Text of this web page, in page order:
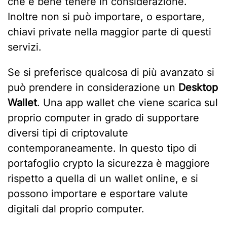
Inoltre non si può importare, o esportare,
chiavi private nella maggior parte di questi
servizi.
Se si preferisce qualcosa di più avanzato si
può prendere in considerazione un Desktop
Wallet. Una app wallet che viene scarica sul
proprio computer in grado di supportare
diversi tipi di criptovalute
contemporaneamente. In questo tipo di
portafoglio crypto la sicurezza è maggiore
rispetto a quella di un wallet online, e si
possono importare e esportare valute
digitali dal proprio computer.